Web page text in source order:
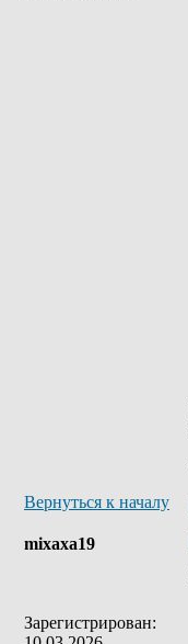
Вернуться к началу
mixaxa19
Зарегистрирован: